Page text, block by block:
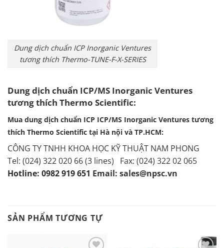
Dung dịch chuẩn ICP Inorganic Ventures
tương thích Thermo-TUNE-F-X-SERIES
Dung dịch chuẩn ICP/MS Inorganic Ventures
tương thích Thermo Scientific:
Mua dung dịch chuẩn ICP ICP/MS Inorganic Ventures tương
thích Thermo Scientific tại Hà nội và TP.HCM:
CÔNG TY TNHH KHOA HỌC KỸ THUẬT NAM PHONG
Tel: (024) 322 020 66 (3 lines) Fax: (024) 322 02 065
Hotline: 0982 919 651 Email: sales@npsc.vn
SẢN PHẨM TƯƠNG TỰ